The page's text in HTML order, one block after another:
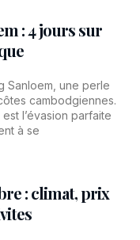
: 4 jours sur
Sanloem, une perle
cambodgiennes.
l’évasion parfaite
à se
: climat, prix